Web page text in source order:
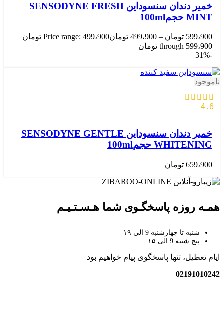
خمیر دندان سنسوداین SENSODYNE FRESH
MINT حجم100ml
599،900 تومان – 499،900 تومان
Price range: 499،900 تومان
through 599،900 تومان
-31%
ناموجود
4.6
خمیر دندان سنسوداین SENSODYNE GENTLE
WHITENING حجم100ml
659،900 تومان
همـه روزه پاسخگـوی شما هـسـتـیـم
شنبه تا چهارشنبه 9 الی ۱۹
پنج شنبه 9 الی ۱۵
ایام تعطیل، تنها پاسخگوی پیام خواهیم بود
02191010242